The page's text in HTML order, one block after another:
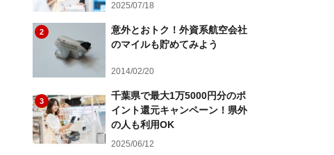
2025/07/18
2
意外とおトク！外資系航空会社
のマイルも貯めてみよう
2014/02/20
3
千葉県で最大1万5000円分のポ
イント還元キャンペーン！県外
の人も利用OK
2025/06/12